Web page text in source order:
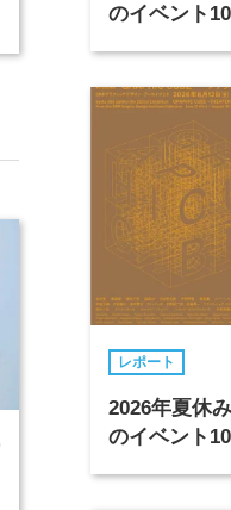
のイベント
レポート
2026年夏休
のイベント